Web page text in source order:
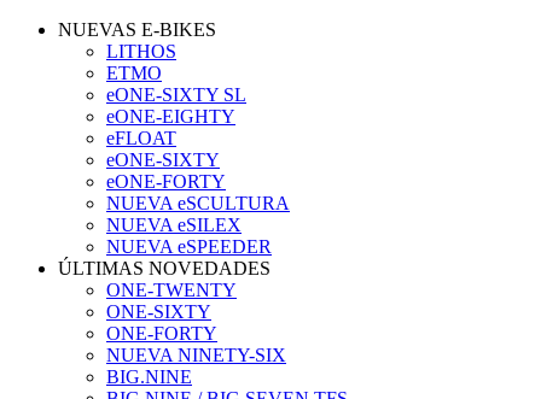
NUEVAS E-BIKES
LITHOS
ETMO
eONE-SIXTY SL
eONE-EIGHTY
eFLOAT
eONE-SIXTY
eONE-FORTY
NUEVA eSCULTURA
NUEVA eSILEX
NUEVA eSPEEDER
ÚLTIMAS NOVEDADES
ONE-TWENTY
ONE-SIXTY
ONE-FORTY
NUEVA NINETY-SIX
BIG.NINE